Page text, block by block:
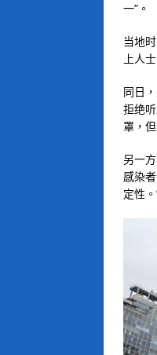
一”。
当地
上人
同日
拒绝
罩，
另一
感染
定性。